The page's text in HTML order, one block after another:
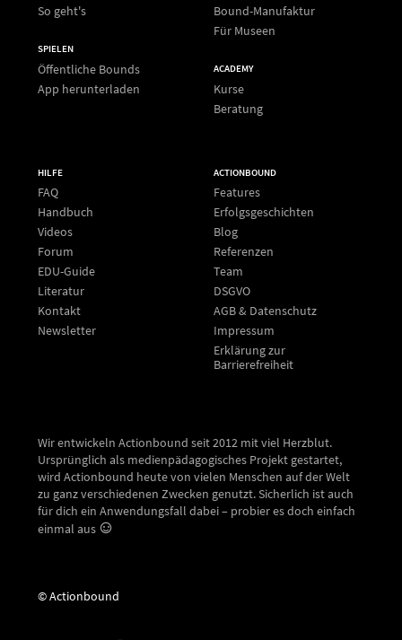
So geht's
SPIELEN
Öffentliche Bounds
App herunterladen
Bound-Manufaktur
Für Museen
ACADEMY
Kurse
Beratung
HILFE
FAQ
Handbuch
Videos
Forum
EDU-Guide
Literatur
Kontakt
Newsletter
ACTIONBOUND
Features
Erfolgsgeschichten
Blog
Referenzen
Team
DSGVO
AGB & Datenschutz
Impressum
Erklärung zur
Barrierefreiheit
Wir entwickeln Actionbound seit 2012 mit viel Herzblut.
Ursprünglich als medienpädagogisches Projekt gestartet,
wird Actionbound heute von vielen Menschen auf der Welt
zu ganz verschiedenen Zwecken genutzt. Sicherlich ist auch
für dich ein Anwendungsfall dabei – probier es doch einfach
einmal aus
© Actionbound